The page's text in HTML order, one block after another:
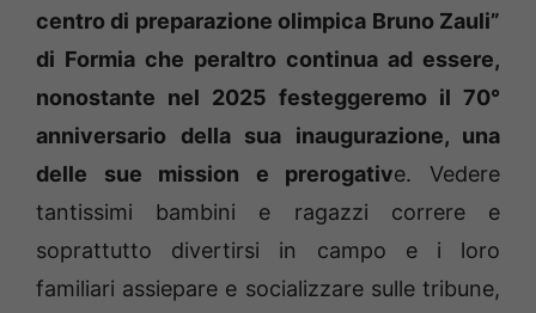
centro di preparazione olimpica Bruno Zauli”
di Formia che peraltro continua ad essere,
nonostante nel 2025 festeggeremo il 70°
anniversario della sua inaugurazione, una
delle sue mission e prerogative. Vedere
tantissimi bambini e ragazzi correre e
soprattutto divertirsi in campo e i loro
familiari assiepare e socializzare sulle tribune,